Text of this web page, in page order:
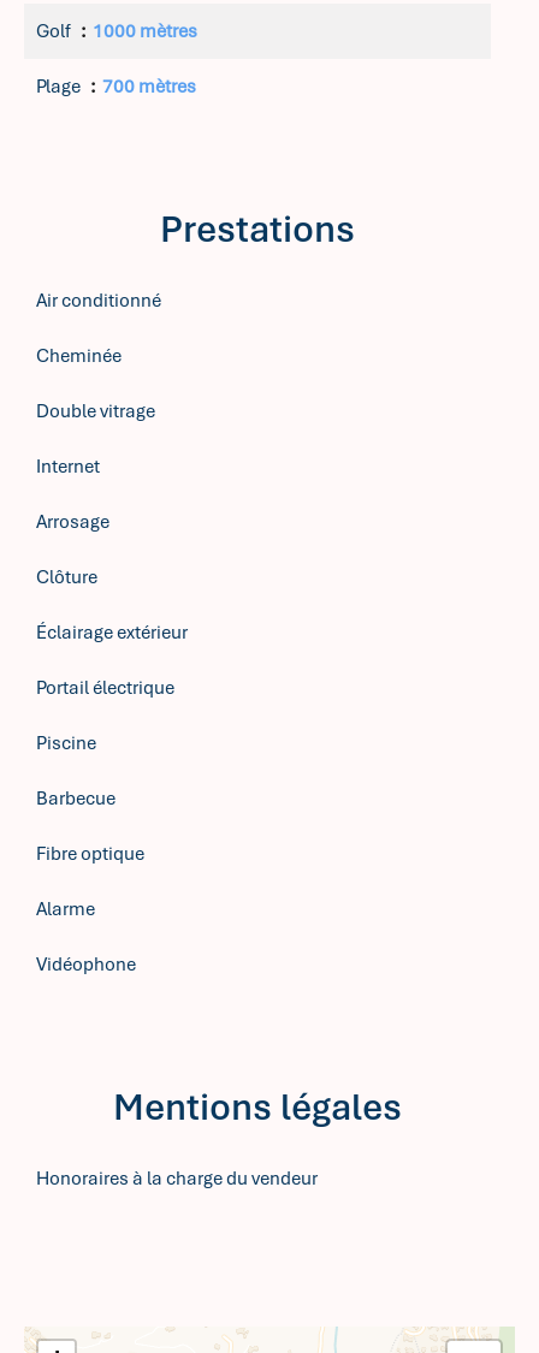
Golf 1000 mètres
Plage 700 mètres
Prestations
Air conditionné
Cheminée
Double vitrage
Internet
Arrosage
Clôture
Éclairage extérieur
Portail électrique
Piscine
Barbecue
Fibre optique
Alarme
Vidéophone
Mentions légales
Honoraires à la charge du vendeur